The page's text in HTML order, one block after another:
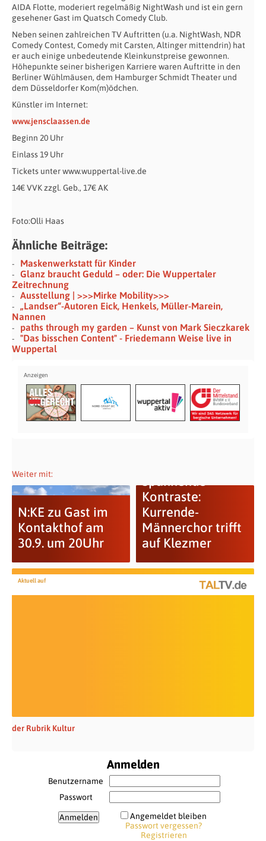
AIDA Flotte, moderiert regelmäßig NightWash und ist ein gern
gesehener Gast im Quatsch Comedy Club.
Neben seinen zahlreichen TV Auftritten (u.a. NightWash, NDR
Comedy Contest, Comedy mit Carsten, Altinger mittendrin) hat
er auch einige unbedeutende Kleinkunstpreise gewonnen.
Höhepunkte seiner bisherigen Karriere waren Auftritte in den
Berliner Wühlmäusen, dem Hamburger Schmidt Theater und
dem Düsseldorfer Kom(m)ödchen.
Künstler im Internet:
www.jensclaassen.de
Beginn 20 Uhr
Einlass 19 Uhr
Tickets unter www.wuppertal-live.de
14€ VVK zzgl. Geb., 17€ AK
Foto:Olli Haas
Ähnliche Beiträge:
Maskenwerkstatt für Kinder
Glanz braucht Geduld – oder: Die Wuppertaler
Zeitrechnung
Ausstellung | >>>Mirke Mobility>>>
„Landser“-Autoren Eick, Henkels, Müller-Marein,
Nannen
paths through my garden – Kunst von Mark Sieczkarek
"Das bisschen Content" - Friedemann Weise live in
Wuppertal
Weiter mit:
N:KE zu Gast im
Kontakthof am
30.9. um 20Uhr
Spannende
Kontraste:
Kurrende-
Männerchor trifft
auf Klezmer
Aktuell auf
der Rubrik Kultur
Anmelden
Benutzername
Passwort
Angemeldet bleiben
Passwort vergessen?
Registrieren